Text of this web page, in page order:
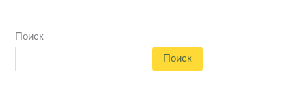
Поиск
Поиск